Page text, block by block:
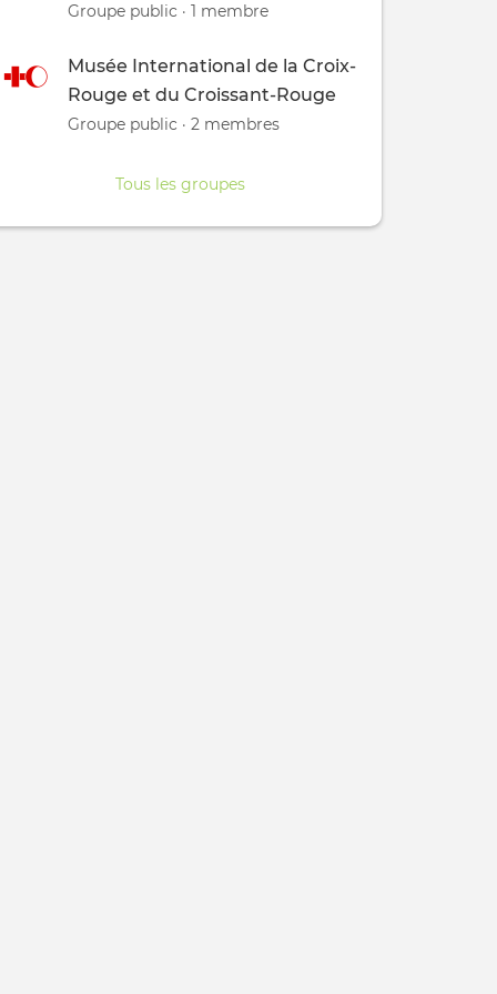
Groupe public · 1 membre
Musée International de la Croix-
Rouge et du Croissant-Rouge
Groupe public · 2 membres
Tous les groupes